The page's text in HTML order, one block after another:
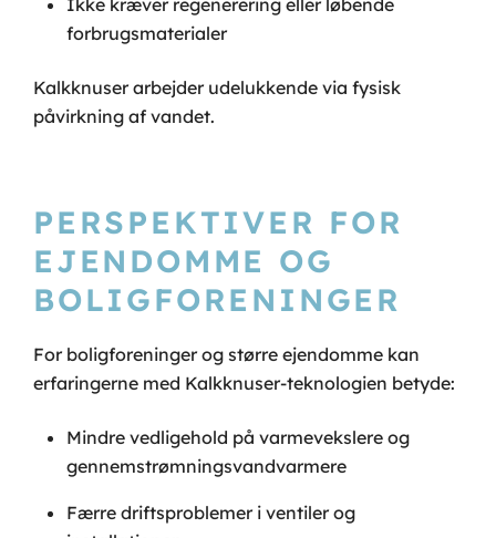
forbrugsmaterialer
Kalkknuser arbejder udelukkende via fysisk
påvirkning af vandet.
PERSPEKTIVER FOR
EJENDOMME OG
BOLIGFORENINGER
For boligforeninger og større ejendomme kan
erfaringerne med Kalkknuser-teknologien betyde:
Mindre vedligehold på varmevekslere og
gennemstrømningsvandvarmere
Færre driftsproblemer i ventiler og